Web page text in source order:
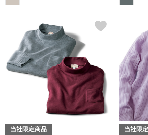
当社限定商品 当社限